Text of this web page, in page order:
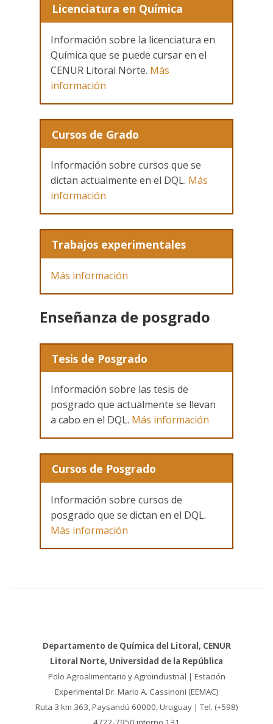
Licenciatura en Química
Información sobre la licenciatura en
Química que se puede cursar en el
CENUR Litoral Norte. Más
información
Cursos de Grado
Información sobre cursos que se
dictan actualmente en el DQL. Más
información
Trabajos experimentales
Más información
Enseñanza de posgrado
Tesis de Posgrado
Información sobre las tesis de
posgrado que actualmente se llevan
a cabo en el DQL. Más información
Cursos de Posgrado
Información sobre cursos de
posgrado que se dictan en el DQL.
Más información
Departamento de Química del Litoral, CENUR
Litoral Norte, Universidad de la República
Polo Agroalimentario y Agroindustrial | Estación
Experimental Dr. Mario A. Cassinoni (EEMAC)
Ruta 3 km 363, Paysandú 60000, Uruguay | Tel. (+598)